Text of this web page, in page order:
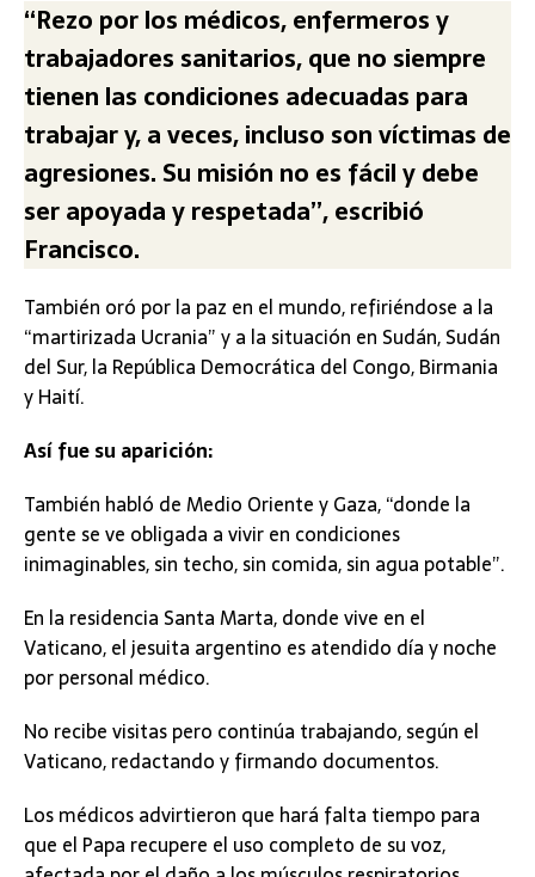
“Rezo por los médicos, enfermeros y
trabajadores sanitarios, que no siempre
tienen las condiciones adecuadas para
trabajar y, a veces, incluso son víctimas de
agresiones. Su misión no es fácil y debe
ser apoyada y respetada”, escribió
Francisco.
También oró por la paz en el mundo, refiriéndose a la
“martirizada Ucrania” y a la situación en Sudán, Sudán
del Sur, la República Democrática del Congo, Birmania
y Haití.
Así fue su aparición:
También habló de Medio Oriente y Gaza, “donde la
gente se ve obligada a vivir en condiciones
inimaginables, sin techo, sin comida, sin agua potable”.
En la residencia Santa Marta, donde vive en el
Vaticano, el jesuita argentino es atendido día y noche
por personal médico.
No recibe visitas pero continúa trabajando, según el
Vaticano, redactando y firmando documentos.
Los médicos advirtieron que hará falta tiempo para
que el Papa recupere el uso completo de su voz,